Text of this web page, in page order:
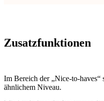
Zusatzfunktionen
Im Bereich der „Nice-to-
ähnlichem Niveau.